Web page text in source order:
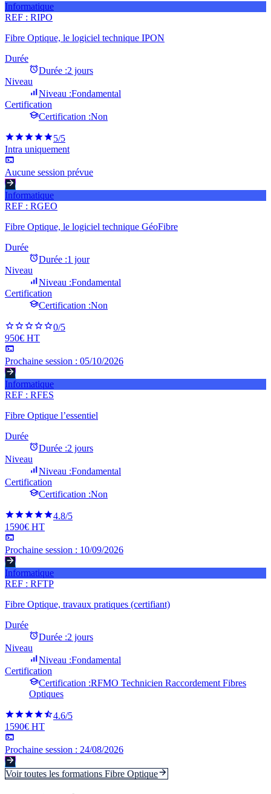
Informatique
REF : RIPO
Fibre Optique, le logiciel technique IPON
Durée
Durée :2 jours
Niveau
Niveau :Fondamental
Certification
Certification :Non
5/5
Intra uniquement
Aucune session prévue
Informatique
REF : RGEO
Fibre Optique, le logiciel technique GéoFibre
Durée
Durée :1 jour
Niveau
Niveau :Fondamental
Certification
Certification :Non
0/5
950€ HT
Prochaine session : 05/10/2026
Informatique
REF : RFES
Fibre Optique l’essentiel
Durée
Durée :2 jours
Niveau
Niveau :Fondamental
Certification
Certification :Non
4.8/5
1590€ HT
Prochaine session : 10/09/2026
Informatique
REF : RFTP
Fibre Optique, travaux pratiques (certifiant)
Durée
Durée :2 jours
Niveau
Niveau :Fondamental
Certification
Certification :RFMO Technicien Raccordement Fibres
Optiques
4.6/5
1590€ HT
Prochaine session : 24/08/2026
Voir toutes les formations Fibre Optique